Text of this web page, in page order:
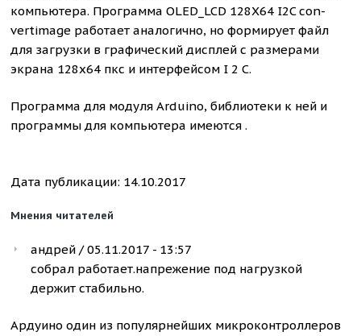
компьютера. Программа OLED_LCD 128X64 I2C con-
vertimage работает аналогично, но формирует файл
для загрузки в графический дисплей с размерами
экрана 128x64 пкс и интерфейсом I 2 C.
Программа для модуля Arduino, библиотеки к ней и
программы для компьютера имеются .
Дата публикации: 14.10.2017
Мнения читателей
андрей / 05.11.2017 - 13:57
собрал работает.напрежение под нагрузкой
держит стабильно.
Ардуино один из популярнейших микроконтроллеров